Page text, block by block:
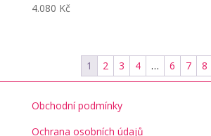
4.080 Kč
1 2 3 4 … 6 7 8
Obchodní podmínky
Ochrana osobních údajů